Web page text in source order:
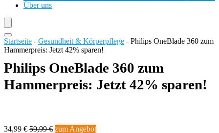
Über uns
Startseite - Gesundheit & Körperpflege - Philips OneBlade 360 zum
Hammerpreis: Jetzt 42% sparen!
Philips OneBlade 360 zum
Hammerpreis: Jetzt 42% sparen!
34,99 € 59,99 € zum Angebot